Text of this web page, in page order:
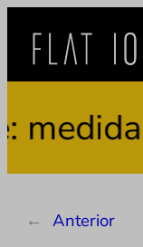
contenido
← Anterior